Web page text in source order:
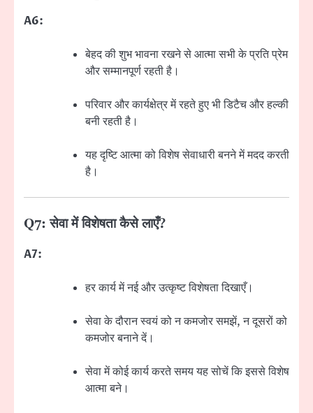
A6:
बेहद की शुभ भावना रखने से आत्मा सभी के प्रति प्रेम
और सम्मानपूर्ण रहती है।
परिवार और कार्यक्षेत्र में रहते हुए भी डिटैच और हल्की
बनी रहती है।
यह दृष्टि आत्मा को विशेष सेवाधारी बनने में मदद करती
है।
Q7: सेवा में विशेषता कैसे लाएँ?
A7:
हर कार्य में नई और उत्कृष्ट विशेषता दिखाएँ।
सेवा के दौरान स्वयं को न कमजोर समझें, न दूसरों को
कमजोर बनाने दें।
सेवा में कोई कार्य करते समय यह सोचें कि इससे विशेष
आत्मा बने।